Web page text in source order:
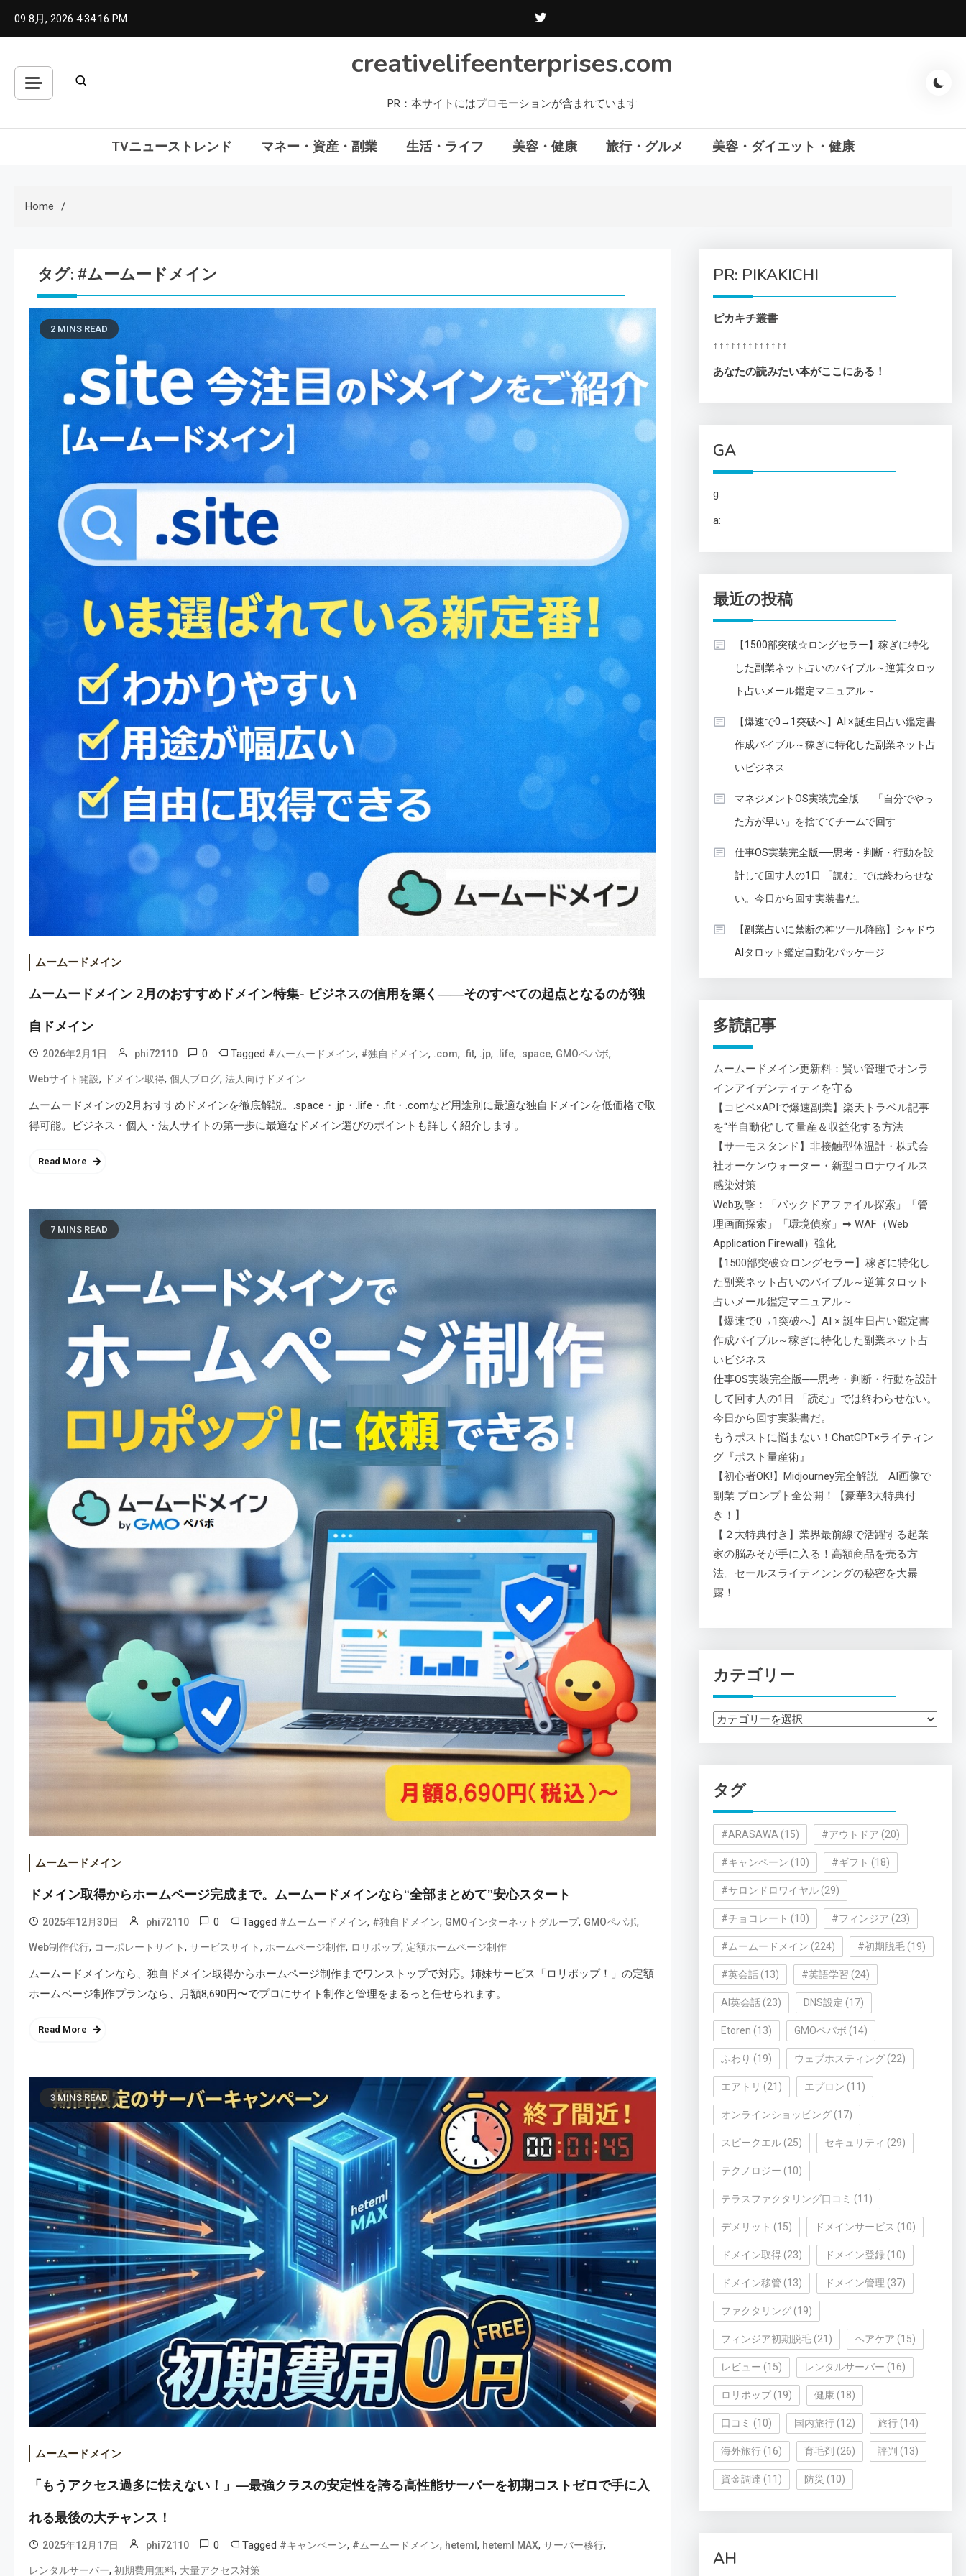
09 8月, 2026 4:34:18 PM
creativelifeenterprises.com
PR：本サイトにはプロモーションが含まれています
TVニューストレンド マネー・資産・副業 生活・ライフ 美容・健康 旅行・グルメ 美容・ダイエット・健康
Home
タグ: #ムームードメイン
2 MINS READ
ムームードメイン
ムームードメイン 2月のおすすめドメイン特集- ビジネスの信用を築く――そのすべての起点となるのが独
自ドメイン
2026年2月1日 phi72110 0 Tagged #ムームードメイン, #独自ドメイン, .com, .fit, .jp, .life, .space, GMOペパボ,
Webサイト開設, ドメイン取得, 個人ブログ, 法人向けドメイン
ムームードメインの2月おすすめドメインを徹底解説。.space・.jp・.life・.fit・.comなど用途別に最適な独自ドメインを低価格で取
得可能。ビジネス・個人・法人サイトの第一歩に最適なドメイン選びのポイントも詳しく紹介します。
Read More
7 MINS READ
ムームードメイン
ドメイン取得からホームページ完成まで。ムームードメインなら“全部まとめて”安心スタート
2025年12月30日 phi72110 0 Tagged #ムームードメイン, #独自ドメイン, GMOインターネットグループ, GMOペパボ,
Web制作代行, コーポレートサイト, サービスサイト, ホームページ制作, ロリポップ, 定額ホームページ制作
ムームードメインなら、独自ドメイン取得からホームページ制作までワンストップで対応。姉妹サービス「ロリポップ！」の定額
ホームページ制作プランなら、月額8,690円〜でプロにサイト制作と管理をまるっと任せられます。
Read More
3 MINS READ
ムームードメイン
「もうアクセス過多に怯えない！」—最強クラスの安定性を誇る高性能サーバーを初期コストゼロで手に入
れる最後の大チャンス！
2025年12月17日 phi72110 0 Tagged #キャンペーン, #ムームードメイン, heteml , heteml MAX, サーバー移行,
レンタルサーバー, 初期費用無料, 大量アクセス対策
PR: PIKAKICHI
ピカキチ叢書
↑↑↑↑↑↑↑↑↑↑↑↑↑
あなたの読みたい本がここにある！
GA
g:
a:
最近の投稿
【1500部突破☆ロングセラー】稼ぎに特化
した副業ネット占いのバイブル～逆算タロッ
ト占いメール鑑定マニュアル～
【爆速で0→1突破へ】AI × 誕生日占い鑑定書
作成バイブル～稼ぎに特化した副業ネット占
いビジネス
マネジメントOS実装完全版──「自分でやっ
た方が早い」を捨ててチームで回す
仕事OS実装完全版──思考・判断・行動を設
計して回す人の1日 「読む」では終わらせな
い。今日から回す実装書だ。
【副業占いに禁断の神ツール降臨】シャドウ
AIタロット鑑定自動化パッケージ
多読記事
ムームードメイン更新料：賢い管理でオンラ
インアイデンティティを守る
【コピペ×APIで爆速副業】楽天トラベル記事
を“半自動化”して量産＆収益化する方法
【サーモスタンド】非接触型体温計・株式会
社オーケンウォーター・新型コロナウイルス
感染対策
Web攻撃：「バックドアファイル探索」「管
理画面探索」「環境偵察」➡ WAF（Web
Application Firewall）強化
【1500部突破☆ロングセラー】稼ぎに特化し
た副業ネット占いのバイブル～逆算タロット
占いメール鑑定マニュアル～
【爆速で0→1突破へ】AI × 誕生日占い鑑定書
作成バイブル～稼ぎに特化した副業ネット占
いビジネス
仕事OS実装完全版──思考・判断・行動を設計
して回す人の1日 「読む」では終わらせない。
今日から回す実装書だ。
もうポストに悩まない！ChatGPT×ライティン
グ『ポスト量産術』
【初心者OK!】Midjourney完全解説｜AI画像で
副業 プロンプト全公開！【豪華3大特典付
き！】
【２大特典付き】業界最前線で活躍する起業
家の脳みそが手に入る！高額商品を売る方
法。セールスライティンングの秘密を大暴
露！
カテゴリー
カ
ー
タグ
#ARASAWA (15) #アウトドア (20)
#キャンペーン (10) #ギフト (18)
#サロンドロワイヤル(29)
#チョコレート (10) #フィンジア (23)
#ムームードメイン (224) #初期脱毛(19)
#英会話(13) #英語学習 (24)
AI英会話(23) DNS設定 (17)
Etoren (13) GMOペパボ (14)
ふわり (19) ウェブホスティング(22)
エアトリ (21) エプロン (11)
オンラインショッピング(17)
スピークエル(25) セキュリティ (29)
テクノロジー (10)
テラスファクタリング口コミ (11)
デメリット (15) ドメインサービス (10)
ドメイン取得(23) ドメイン登録 (10)
ドメイン移管 (13) ドメイン管理 (37)
ファクタリング(19)
フィンジア初期脱毛(21) ヘアケア (15)
レビュー (15) レンタルサーバー (16)
ロリポップ(19) 健康(18)
口コミ (10) 国内旅行(12) 旅行(14)
海外旅行(16) 育毛剤 (26) 評判 (13)
資金調達 (11) 防災 (10)
AH